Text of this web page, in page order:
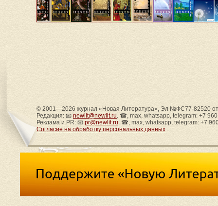
© 2001—2026 журнал «Новая Литература», Эл №ФС77-82520
Редакция: 📧 newlit@newlit.ru. ☎, max, whatsapp, telegram: +7
Реклама и PR: 📧 pr@newlit.ru. ☎, max, whatsapp, telegram: +7
Согласие на обработку персональных данных